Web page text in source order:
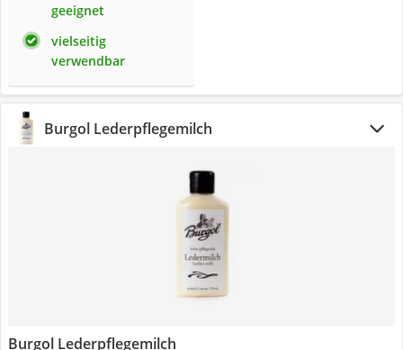
geeignet
vielseitig
verwendbar
Burgol Lederpflegemilch
Burgol Lederpflegemilch